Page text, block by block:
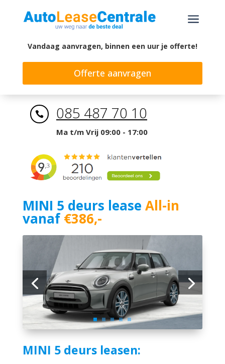
a
Vandaag aanvragen, binnen een uur je offerte!
Offerte aanvragen
 085 487 70 10
Ma t/m Vrij 09:00 - 17:00
MINI 5 deurs lease All-in
vanaf€386,-
MINI 5 deurs leasen: